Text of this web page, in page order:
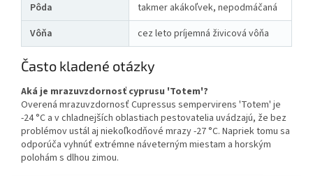
Pôda
takmer akákoľvek, nepodmáčaná
Vôňa
cez leto príjemná živicová vôňa
Často kladené otázky
Aká je mrazuvzdornosť cyprusu 'Totem'?
Overená mrazuvzdornosť Cupressus sempervirens 'Totem' je
-24 °C a v chladnejších oblastiach pestovatelia uvádzajú, že bez
problémov ustál aj niekoľkodňové mrazy -27 °C. Napriek tomu sa
odporúča vyhnúť extrémne náveterným miestam a horským
polohám s dlhou zimou.